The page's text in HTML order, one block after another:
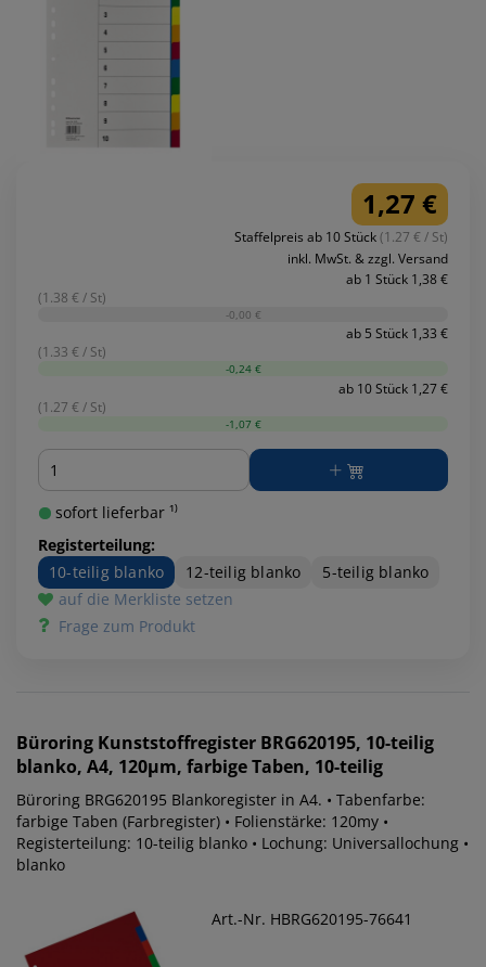
1,27 €
Staffelpreis ab 10 Stück(1.27 € / St)
inkl. MwSt. & zzgl. Versand
ab 1 Stück 1,38 €
(1.38 € / St)
-0,00 €
ab 5 Stück 1,33 €
(1.33 € / St)
-0,24 €
ab 10 Stück 1,27 €
(1.27 € / St)
-1,07 €
Menge
sofort lieferbar ¹⁾
Registerteilung:
10-teilig blanko
12-teilig blanko
5-teilig blanko
auf die Merkliste setzen
Frage zum Produkt
Büroring Kunststoffregister BRG620195, 10-teilig
blanko, A4, 120µm, farbige Taben, 10-teilig
Büroring BRG620195 Blankoregister in A4. • Tabenfarbe:
farbige Taben (Farbregister) • Folienstärke: 120my •
Registerteilung: 10-teilig blanko • Lochung: Universallochung •
blanko
Art.-Nr. HBRG620195-76641